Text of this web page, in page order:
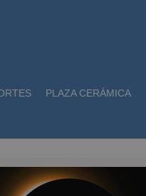
PLAZA CERÁMICA